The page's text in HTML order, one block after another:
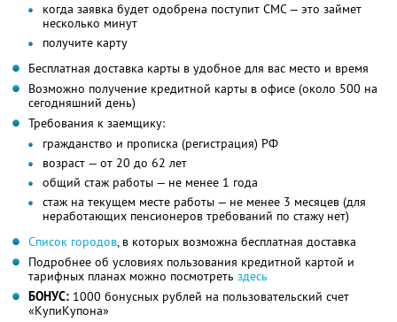
когда заявка будет одобрена поступит СМС — это займет
несколько минут
получите карту
Бесплатная доставка карты в удобное для вас место и время
Возможно получение кредитной карты в офисе (около 500 на
сегодняшний день)
Требования к заемщику:
гражданство и прописка (регистрация) РФ
возраст — от 20 до 62 лет
общий стаж работы — не менее 1 года
стаж на текущем месте работы — не менее 3 месяцев (для
неработающих пенсионеров требований по стажу нет)
Список городов, в которых возможна бесплатная доставка
Подробнее об условиях пользования кредитной картой и
тарифных планах можно посмотреть здесь
БОНУС: 1000 бонусных рублей на пользовательский счет
«КупиКупона»